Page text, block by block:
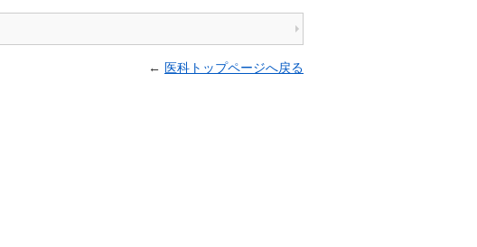
← 医科トップページへ戻る